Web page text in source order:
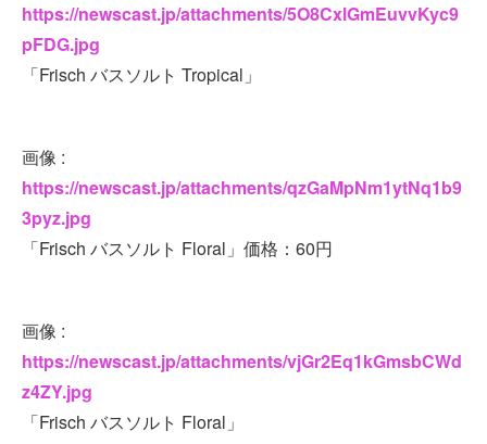
https://newscast.jp/attachments/5O8CxlGmEuvvKyc9
pFDG.jpg
「Frisch バスソルト Tropical」
画像 :
https://newscast.jp/attachments/qzGaMpNm1ytNq1b9
3pyz.jpg
「Frisch バスソルト Floral」価格：60円
画像 :
https://newscast.jp/attachments/vjGr2Eq1kGmsbCWd
z4ZY.jpg
「Frisch バスソルト Floral」